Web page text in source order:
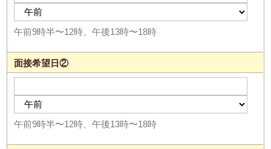
午前9時半〜12時、午後13時〜18時
面接希望日②
午前9時半〜12時、午後13時〜18時